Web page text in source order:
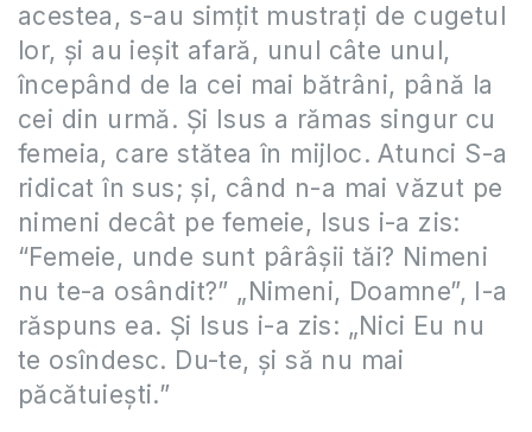
acestea, s-au simțit mustrați de cugetul
lor, și au ieșit afară, unul câte unul,
începând de la cei mai bătrâni, până la
cei din urmă. Și Isus a rămas singur cu
femeia, care stătea în mijloc. Atunci S-a
ridicat în sus; și, când n-a mai văzut pe
nimeni decât pe femeie, Isus i-a zis:
“Femeie, unde sunt pârâșii tăi? Nimeni
nu te-a osândit?” „Nimeni, Doamne”, I-a
răspuns ea. Și Isus i-a zis: „Nici Eu nu
te osîndesc. Du-te, și să nu mai
păcătuiești.”